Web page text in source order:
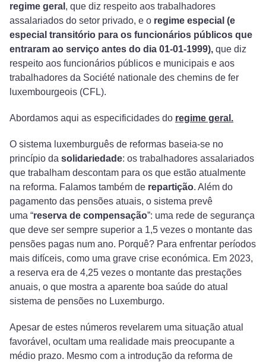
regime geral , que diz respeito aos trabalhadores
assalariados do setor privado, e o regime especial (e
especial transitório para os funcionários públicos que
entraram ao serviço antes do dia 01-01-1999), que diz
respeito aos funcionários públicos e municipais e aos
trabalhadores da Société nationale des chemins de fer
luxembourgeois (CFL).
Abordamos aqui as especificidades do regime geral.
O sistema luxemburguês de reformas baseia-se no
princípio da solidariedade: os trabalhadores assalariados
que trabalham descontam para os que estão atualmente
na reforma. Falamos também de repartição. Além do
pagamento das pensões atuais, o sistema prevê
uma “reserva de compensação”: uma rede de segurança
que deve ser sempre superior a 1,5 vezes o montante das
pensões pagas num ano. Porquê? Para enfrentar períodos
mais difíceis, como uma grave crise económica. Em 2023,
a reserva era de 4,25 vezes o montante das prestações
anuais, o que mostra a aparente boa saúde do atual
sistema de pensões no Luxemburgo.
Apesar de estes números revelarem uma situação atual
favorável, ocultam uma realidade mais preocupante a
médio prazo. Mesmo com a introdução da reforma de